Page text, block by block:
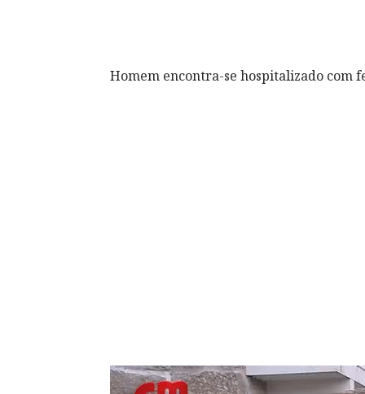
Homem encontra-se hospitalizado com